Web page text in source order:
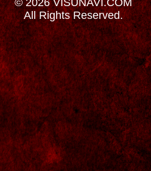
© 2026 VISUNAVI.COM
All Rights Reserved.